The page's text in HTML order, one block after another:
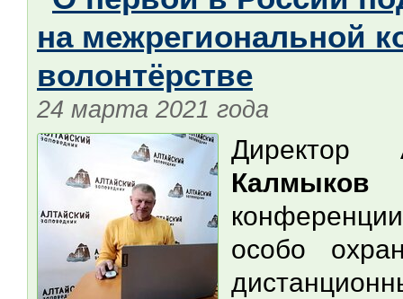
на межрегиональной
волонтёрстве
24 марта 2021 года
Директор
Калмыков
особо